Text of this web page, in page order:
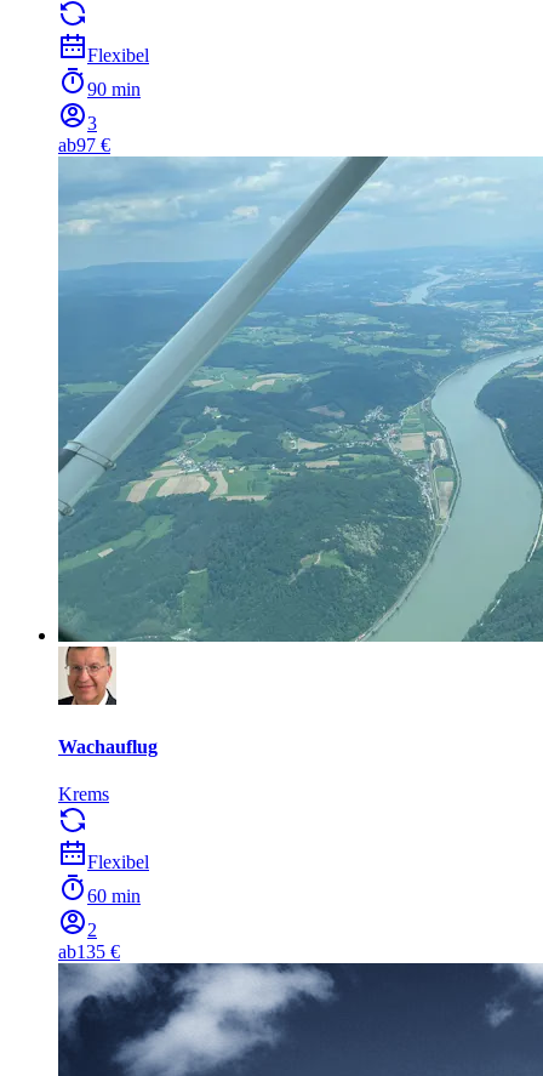
Flexibel
90 min
3
ab97 €
Wachauflug
Krems
Flexibel
60 min
2
ab135 €